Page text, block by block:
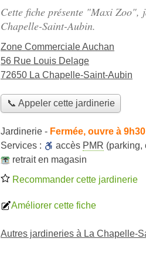
Cette fiche présente "Maxi Zoo",
Chapelle-Saint-Aubin.
Zone Commerciale Auchan
56 Rue Louis Delage
72650 La Chapelle-Saint-Aubin
📞 Appeler cette jardinerie
Jardinerie - Fermée, ouvre à 9h30
Services :
accès PMR (parking,
retrait en magasin
Recommander cette jardinerie
Améliorer cette fiche
Autres jardineries à La Chapelle-